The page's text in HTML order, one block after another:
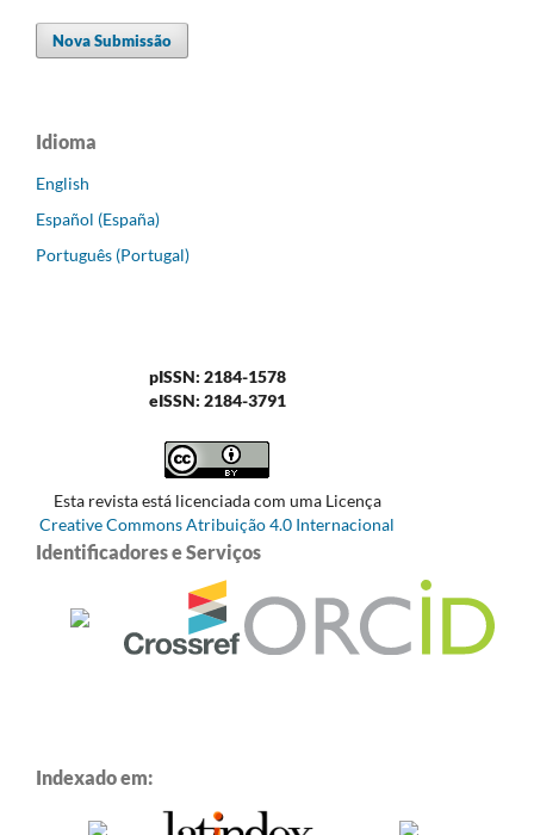
Nova Submissão
Idioma
English
Español (España)
Português (Portugal)
pISSN: 2184-1578
eISSN: 2184-3791
Esta revista está licenciada com uma Licença
Creative Commons Atribuição 4.0 Internacional
Identificadores e Serviços
Indexado em: